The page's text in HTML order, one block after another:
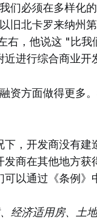
们必须在多样化
旧北卡罗来纳州
右，他说这 "比我
进行综合商业开
资方面做得更多
下，开发商没有
发商在其他地方
以通过《条例》
经济适用房、土